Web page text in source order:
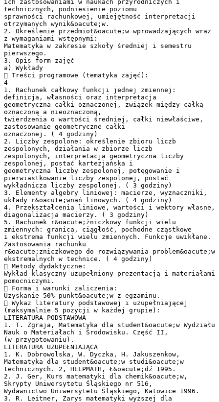
ich zastosowaniami w naukach przyrodniczych i
technicznych, podniesienie poziomu
sprawności rachunkowej, umiejętność interpretacji
otrzymanych wynik&oacute;w.
2. Określenie przedmiot&oacute;w wprowadzających wraz
z wymaganiami wstępnymi:
Matematyka w zakresie szkoły średniej i semestru
pierwszego.
3. Opis form zajęć
a) Wykłady
 Treści programowe (tematyka zajęć):
4
1. Rachunek całkowy funkcji jednej zmiennej:
definicja, własności oraz interpretacja
geometryczna całki oznaczonej, związek między całką
oznaczoną a nieoznaczoną,
twierdzenia o wartości średniej, całki niewłaściwe,
zastosowanie geometryczne całki
oznaczonej. ( 4 godziny)
2. Liczby zespolone: określenie zbioru liczb
zespolonych, działania w zbiorze liczb
zespolonych, interpretacja geometryczna liczby
zespolonej, postać kartezjańska i
geometryczna liczby zespolonej, potęgowanie i
pierwiastkowanie liczby zespolonej, postać
wykładnicza liczby zespolonej. ( 3 godziny)
3. Elementy algebry liniowej: macierze, wyznaczniki,
układy r&oacute;wnań linowych. ( 4 godziny)
4. Przekształcenia liniowe, wartości i wektory własne,
diagonalizacja macierzy. ( 3 godziny)
5. Rachunek r&oacute;żniczkowy funkcji wielu
zmiennych: granica, ciągłość, pochodne cząstkowe
i ekstrema funkcji wielu zmiennych. Funkcje uwikłane.
Zastosowania rachunku
r&oacute;żniczkowego do rozwiązywania problem&oacute;w
ekstremalnych w technice. ( 4 godziny)
 Metody dydaktyczne:
Wykład klasyczny uzupełniony prezentacją i materiałami
pomocniczymi.
 Forma i warunki zaliczenia:
Uzyskanie 50% punkt&oacute;w z egzaminu.
 Wykaz literatury podstawowej i uzupełniającej
(maksymalnie 5 pozycji w każdej grupie):
LITERATURA PODSTAWOWA
1. T. Zgraja, Matematyka dla student&oacute;w Wydziału
Nauk o Materiałach i Środowisku. Część II,
(w przygotowaniu).
LITERATURA UZUPEŁNIAJĄCA
1. K. Dobrowolska, W. Dyczka, H. Jakuszenkow,
Matematyka dla student&oacute;w studi&oacute;w
technicznych. 2, HELPMATH, Ł&oacute;dź 1995.
2. J. Ger, Kurs matematyki dla chemik&oacute;w,
Skrypty Uniwersytetu Śląskiego nr 516,
Wydawnictwo Uniwersytetu Śląskiego, Katowice 1996.
3. R. Leitner, Zarys matematyki wyższej dla